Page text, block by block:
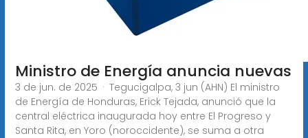
Ministro de Energía anuncia nuevas
3 de jun. de 2025 · Tegucigalpa, 3 jun (AHN) El ministro
de Energía de Honduras, Erick Tejada, anunció que la
central eléctrica inaugurada hoy entre El Progreso y
Santa Rita, en Yoro (noroccidente), se suma a otra